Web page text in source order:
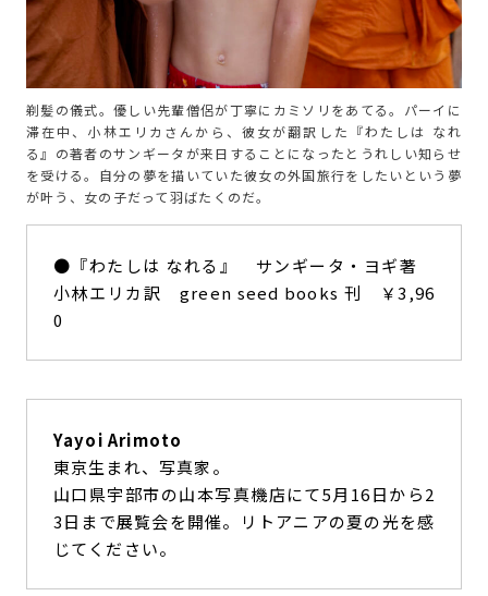
剃髪の儀式。優しい先輩僧侶が丁寧にカミソリをあてる。パーイに
滞在中、小林エリカさんから、彼女が翻訳した『わたしは なれ
る』の著者のサンギータが来日することになったとうれしい知らせ
を受ける。自分の夢を描いていた彼女の外国旅行をしたいという夢
が叶う、女の子だって羽ばたくのだ。
●『わたしは なれる』 サンギータ・ヨギ著
小林エリカ訳 green seed books 刊 ￥3,96
0
Yayoi Arimoto
東京生まれ、写真家。
山口県宇部市の山本写真機店にて5月16日から2
3日まで展覧会を開催。リトアニアの夏の光を感
じてください。